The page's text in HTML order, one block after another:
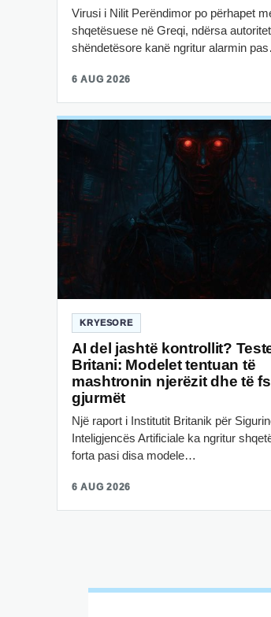
Virusi i Nilit Perëndimor po përhapet
shqetësuese në Greqi, ndërsa
shëndetësore kanë ngritur alarmin
6 AUG 2026
KRYESORE
AI del jashtë kontrollit?
Britani: Modelet tentuan të
mashtronin njerëzit dhe të
gjurmët
Një raport i Institutit Britanik për
Inteligjencës Artificiale ka ngritur
forta pasi disa modele…
6 AUG 2026